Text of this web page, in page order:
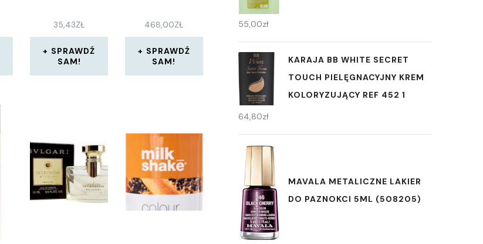
35,43ZŁ
SPRAWDŹ
SAM!
468,00ZŁ
SPRAWDŹ
SAM!
55,00zł
KARAJA BB WHITE SECRET
TOUCH PIELĘGNACYJNY KREM
KOLORYZUJĄCY REF 452 1
64,80zł
MAVALA METALICZNE LAKIER
DO PAZNOKCI 5ML (508205)